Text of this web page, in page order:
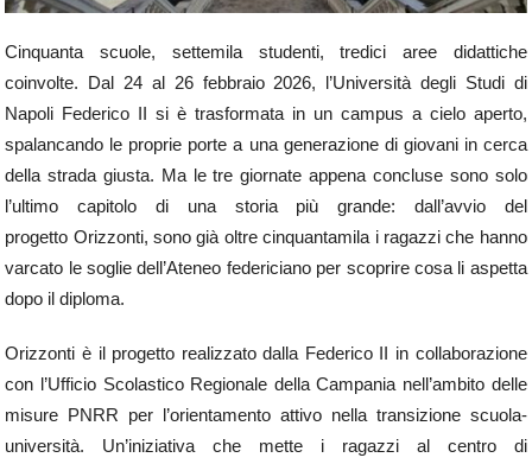
Cinquanta scuole, settemila studenti, tredici aree didattiche
coinvolte. Dal 24 al 26 febbraio 2026, l’Università degli Studi di
Napoli Federico II si è trasformata in un campus a cielo aperto,
spalancando le proprie porte a una generazione di giovani in cerca
della strada giusta. Ma le tre giornate appena concluse sono solo
l’ultimo capitolo di una storia più grande: dall’avvio del
progetto Orizzonti, sono già oltre cinquantamila i ragazzi che hanno
varcato le soglie dell’Ateneo federiciano per scoprire cosa li aspetta
dopo il diploma.
Orizzonti è il progetto realizzato dalla Federico II in collaborazione
con l’Ufficio Scolastico Regionale della Campania nell’ambito delle
misure PNRR per l’orientamento attivo nella transizione scuola-
università. Un’iniziativa che mette i ragazzi al centro di